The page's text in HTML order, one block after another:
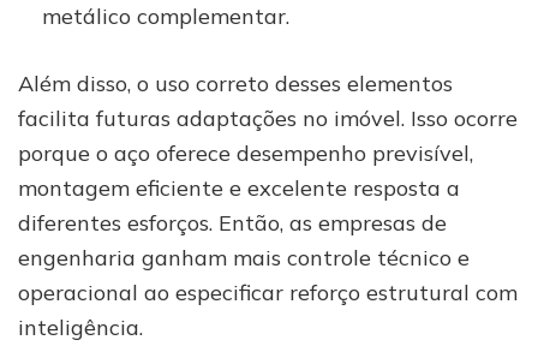
metálico complementar.
Além disso, o uso correto desses elementos
facilita futuras adaptações no imóvel. Isso ocorre
porque o aço oferece desempenho previsível,
montagem eficiente e excelente resposta a
diferentes esforços. Então, as empresas de
engenharia ganham mais controle técnico e
operacional ao especificar reforço estrutural com
inteligência.